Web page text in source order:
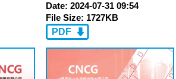
Date: 2024-07-31 09:54
File Size: 1727KB
PDF